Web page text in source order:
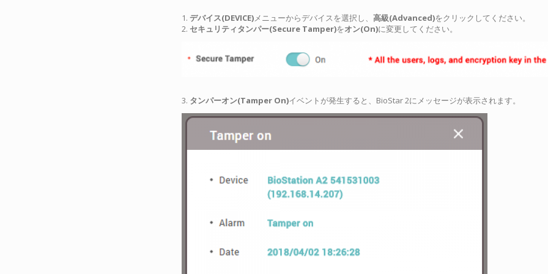
1. デバイス(DEVICE)メニューからデバイスを選択し、 高級(Advanced)をクリックしてください。
2. セキュリティタンパー(Secure Tamper)をオン(On)に変更してください。
3. タンパーオン(Tamper On)イベントが発生すると、BioStar 2にメッセージが表示されます。